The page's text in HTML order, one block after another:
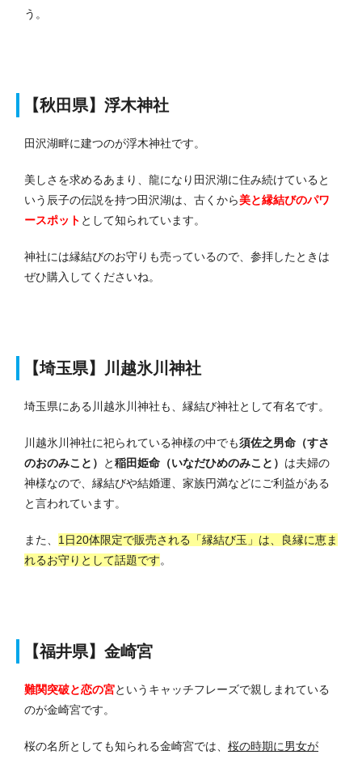
う。
【秋田県】浮木神社
田沢湖畔に建つのが浮木神社です。
美しさを求めるあまり、龍になり田沢湖に住み続けていると
いう辰子の伝説を持つ田沢湖は、古くから美と縁結びのパワ
ースポット として知られています。
神社には縁結びのお守りも売っているので、参拝したときは
ぜひ購入してくださいね。
【埼玉県】川越氷川神社
埼玉県にある川越氷川神社も、縁結び神社として有名です。
川越氷川神社に祀られている神様の中でも須佐之男命（すさ
のおのみこと）
と稲田姫命（いなだひめのみこと） は夫婦の
神様なので、縁結びや結婚運、家族円満などにご利益がある
と言われています。
また、 1日20体限定で販売される「縁結び玉」は、良縁に恵ま
れるお守りとして話題です。
【福井県】金崎宮
難関突破と恋の宮というキャッチフレーズで親しまれている
のが金崎宮です。
桜の名所としても知られる金崎宮では、 桜の時期に男女が